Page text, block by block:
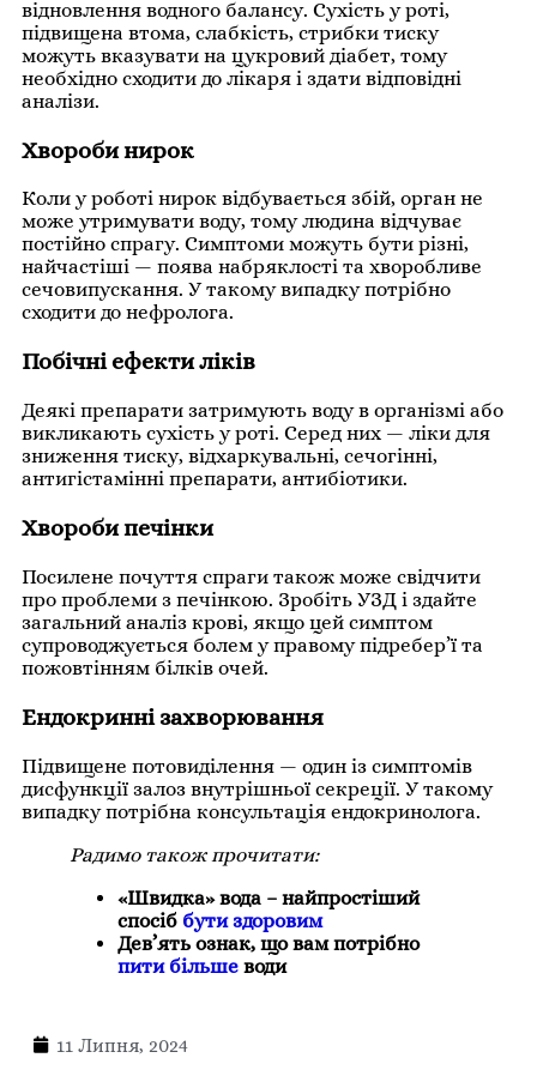
відновлення водного балансу. Сухість у роті,
підвищена втома, слабкість, стрибки тиску
можуть вказувати на цукровий діабет, тому
необхідно сходити до лікаря і здати відповідні
аналізи.
Хвороби нирок
Коли у роботі нирок відбувається збій, орган не
може утримувати воду, тому людина відчуває
постійно спрагу. Симптоми можуть бути різні,
найчастіші — поява набряклості та хворобливе
сечовипускання. У такому випадку потрібно
сходити до нефролога.
Побічні ефекти ліків
Деякі препарати затримують воду в організмі або
викликають сухість у роті. Серед них — ліки для
зниження тиску, відхаркувальні, сечогінні,
антигістамінні препарати, антибіотики.
Хвороби печінки
Посилене почуття спраги також може свідчити
про проблеми з печінкою. Зробіть УЗД і здайте
загальний аналіз крові, якщо цей симптом
супроводжується болем у правому підребер’ї та
пожовтінням білків очей.
Ендокринні захворювання
Підвищене потовиділення — один із симптомів
дисфункції залоз внутрішньої секреції. У такому
випадку потрібна консультація ендокринолога.
Радимо також прочитати:
«Швидка» вода – найпростіший
спосіб бути здоровим
Дев’ять ознак, що вам потрібно
пити більше води
11 Липня, 2024